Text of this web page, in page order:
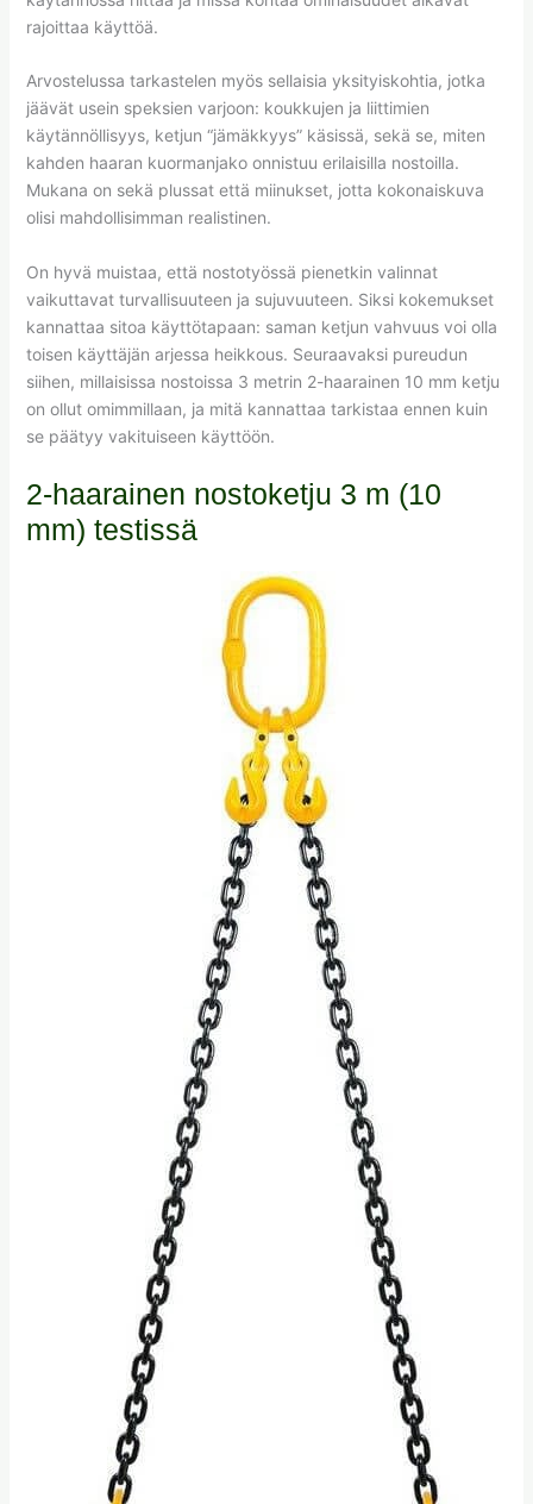
rajoittaa käyttöä.
Arvostelussa tarkastelen myös sellaisia yksityiskohtia, jotka
jäävät usein speksien varjoon: koukkujen ja liittimien
käytännöllisyys, ketjun “jämäkkyys” käsissä, sekä se, miten
kahden haaran kuormanjako onnistuu erilaisilla nostoilla.
Mukana on sekä plussat että miinukset, jotta kokonaiskuva
olisi mahdollisimman realistinen.
On hyvä muistaa, että nostotyössä pienetkin valinnat
vaikuttavat turvallisuuteen ja sujuvuuteen. Siksi kokemukset
kannattaa sitoa käyttötapaan: saman ketjun vahvuus voi olla
toisen käyttäjän arjessa heikkous. Seuraavaksi pureudun
siihen, millaisissa nostoissa 3 metrin 2-haarainen 10 mm ketju
on ollut omimmillaan, ja mitä kannattaa tarkistaa ennen kuin
se päätyy vakituiseen käyttöön.
2-haarainen nostoketju 3 m (10
mm) testissä